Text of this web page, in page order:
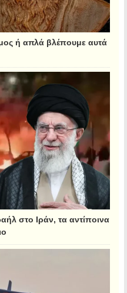
ή απλά βλέπουμε αυτά
στο Ιράν, τα αντίποινα